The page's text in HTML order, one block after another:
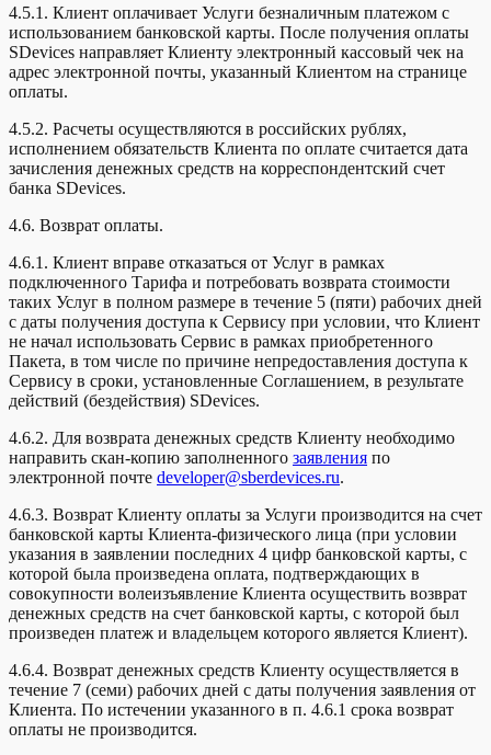
4.5.1. Клиент оплачивает Услуги безналичным платежом с
использованием банковской карты. После получения оплаты
SDevices направляет Клиенту электронный кассовый чек на
адрес электронной почты, указанный Клиентом на странице
оплаты.
4.5.2. Расчеты осуществляются в российских рублях,
исполнением обязательств Клиента по оплате считается дата
зачисления денежных средств на корреспондентский счет
банка SDevices.
4.6. Возврат оплаты.
4.6.1. Клиент вправе отказаться от Услуг в рамках
подключенного Тарифа и потребовать возврата стоимости
таких Услуг в полном размере в течение 5 (пяти) рабочих дней
с даты получения доступа к Сервису при условии, что Клиент
не начал использовать Сервис в рамках приобретенного
Пакета, в том числе по причине непредоставления доступа к
Сервису в сроки, установленные Соглашением, в результате
действий (бездействия) SDevices.
4.6.2. Для возврата денежных средств Клиенту необходимо
направить скан-копию заполненного заявления по
электронной почте developer@sberdevices.ru.
4.6.3. Возврат Клиенту оплаты за Услуги производится на счет
банковской карты Клиента-физического лица (при условии
указания в заявлении последних 4 цифр банковской карты, с
которой была произведена оплата, подтверждающих в
совокупности волеизъявление Клиента осуществить возврат
денежных средств на счет банковской карты, с которой был
произведен платеж и владельцем которого является Клиент).
4.6.4. Возврат денежных средств Клиенту осуществляется в
течение 7 (семи) рабочих дней с даты получения заявления от
Клиента. По истечении указанного в п. 4.6.1 срока возврат
оплаты не производится.